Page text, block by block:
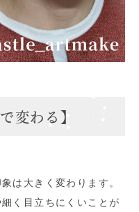
変わる】
は大きく変わります。
く目立ちにくいことが